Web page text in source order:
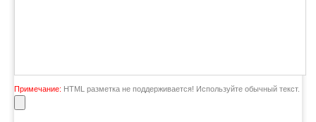
Примечание: HTML разметка не поддерживается! Используйте обычный текст.